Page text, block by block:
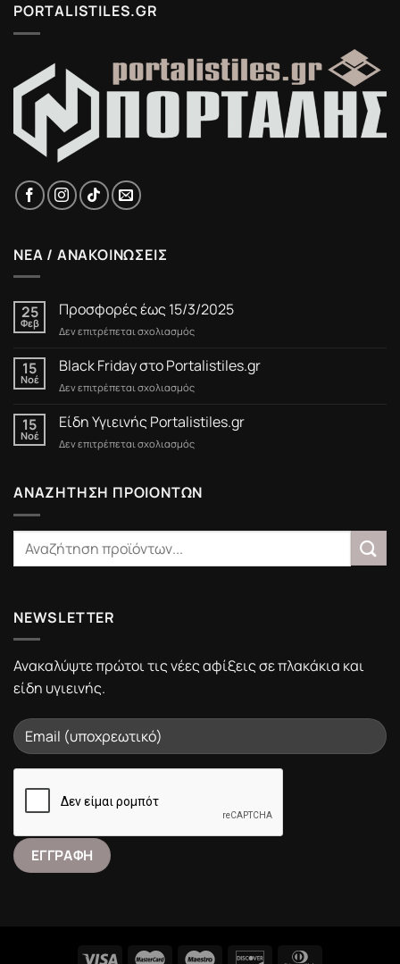
PORTALISTILES.GR
ΝΕΑ / ΑΝΑΚΟΙΝΩΣΕΙΣ
25
Φεβ
Προσφορές έως 15/3/2025
Δεν επιτρέπεται σχολιασμόςστο
έως
15/3/2025
15
Νοέ
Black Friday στο Portalistiles.gr
Δεν επιτρέπεται σχολιασμόςστο
Friday
στο
Portalistiles.gr
15
Νοέ
Είδη Υγιεινής Portalistiles.gr
Δεν επιτρέπεται σχολιασμόςστο
Portalistiles.gr
ΑΝΑΖΗΤΗΣΗ ΠΡΟΙΟΝΤΩΝ
NEWSLETTER
Ανακαλύψτε πρώτοι τις νέες αφίξεις σε πλακάκια και
είδη υγιεινής.